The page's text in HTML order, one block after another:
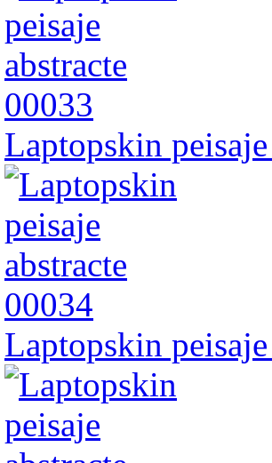
Laptopskin
Laptopskin